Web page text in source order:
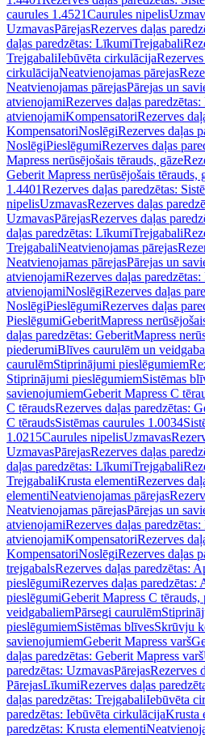
caurules 1.4521Caurules nipelis
UzmavasPārejasRezerves daļas
daļas paredzētas: LīkumiTrejgabali
TrejgabaliIebūvēta cirkulācija
cirkulācijaNeatvienojamas pārejas
Neatvienojamas pārejasPārejas un
atvienojamiRezerves daļas
atvienojamiKompensatoriRezerves
KompensatoriNoslēgiRezerves daļas
NoslēgiPieslēgumiRezerves daļas
Mapress nerūsējošais tērauds, gāze
Geberit Mapress nerūsējošais tērauds,
1.4401Rezerves daļas paredzētas:
nipelisUzmavasRezerves daļas
UzmavasPārejasRezerves daļas
daļas paredzētas: LīkumiTrejgabali
TrejgabaliNeatvienojamas pārejas
Neatvienojamas pārejasPārejas un
atvienojamiRezerves daļas
atvienojamiNoslēgiRezerves daļas
NoslēgiPieslēgumiRezerves daļas
PieslēgumiGeberitMapress
daļas paredzētas: GeberitMapress
piederumiBlīves caurulēm un
caurulēmStiprinājumi pieslēgumiem
Stiprinājumi pieslēgumiemSistēmas
savienojumiemGeberit Mapress C
C tēraudsRezerves daļas paredzētas:
C tēraudsSistēmas caurules 1.0034
1.0215Caurules nipelisUzmavas
UzmavasPārejasRezerves daļas
daļas paredzētas: LīkumiTrejgabali
TrejgabaliKrusta elementiRezerves
elementiNeatvienojamas pārejas
Neatvienojamas pārejasPārejas un
atvienojamiRezerves daļas
atvienojamiKompensatoriRezerves
KompensatoriNoslēgiRezerves daļas
trejgabalsRezerves daļas paredzētas:
pieslēgumiRezerves daļas paredzētas:
pieslēgumiGeberit Mapress C tērauds,
veidgabaliemPārsegi caurulēm
pieslēgumiemSistēmas blīvesSkrūvju
savienojumiemGeberit Mapress varš
daļas paredzētas: Geberit Mapress varš
paredzētas: UzmavasPārejasRezerves
PārejasLīkumiRezerves daļas
daļas paredzētas: TrejgabaliIebūvēta
paredzētas: Iebūvēta cirkulācijaKrusta
paredzētas: Krusta elementi